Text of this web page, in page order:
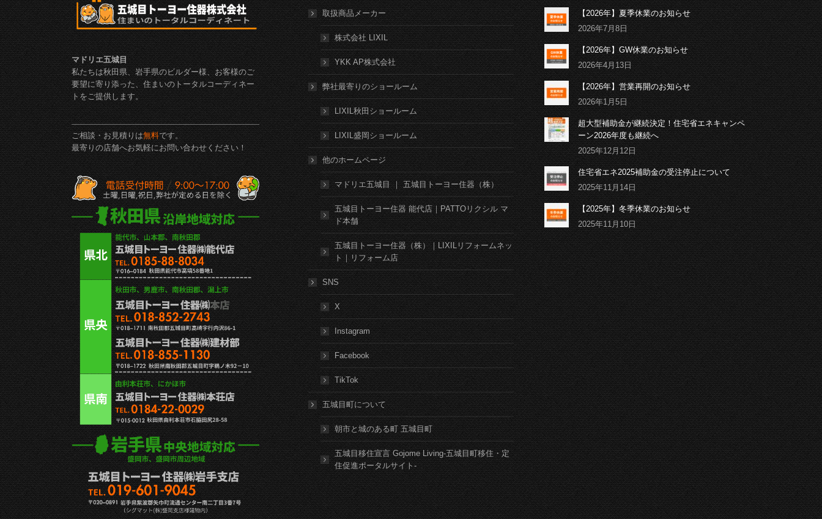
マドリエ五城目
私たちは秋田県、岩手県のビルダー様、お客様のご
要望に寄り添った、住まいのトータルコーディネー
トをご提供します。
ご相談・お見積りは無料です。
最寄りの店舗へお気軽にお問い合わせください！
取扱商品メーカー
株式会社 LIXIL
YKK AP株式会社
弊社最寄りのショールーム
LIXIL秋田ショールーム
LIXIL盛岡ショールーム
他のホームページ
マドリエ五城目 ｜ 五城目トーヨー住器（株）
五城目トーヨー住器 能代店｜PATTOリクシル マ
ド本舗
五城目トーヨー住器（株）｜LIXILリフォームネッ
ト｜リフォーム店
SNS
X
Instagram
Facebook
TikTok
五城目町について
朝市と城のある町 五城目町
五城目移住宣言 Gojome Living-五城目町移住・定
住促進ポータルサイト-
【2026年】夏季休業のお知らせ
2026年7月8日
【2026年】GW休業のお知らせ
2026年4月13日
【2026年】営業再開のお知らせ
2026年1月5日
超大型補助金が継続決定！住宅省エネキャンペ
ーン2026年度も継続へ
2025年12月12日
住宅省エネ2025補助金の受注停止について
2025年11月14日
【2025年】冬季休業のお知らせ
2025年11月10日